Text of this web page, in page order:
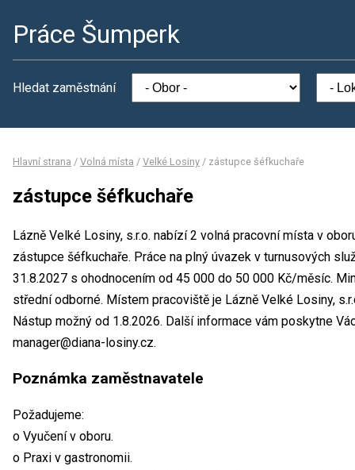
Práce Šumperk
Hledat zaměstnání
Hlavní strana / Volná místa / Velké Losiny / zástupce šéfkuchaře
zástupce šéfkuchaře
Lázně Velké Losiny, s.r.o. nabízí 2 volná pracovní místa v
zástupce šéfkuchaře. Práce na plný úvazek v turnusových
31.8.2027 s ohodnocením od 45 000 do 50 000 Kč/měsíc.
střední odborné. Místem pracoviště je Lázně Velké Losiny,
Nástup možný od 1.8.2026. Další informace vám poskytne
manager@diana-losiny.cz.
Poznámka zaměstnavatele
Požadujeme:
o Vyučení v oboru.
o Praxi v gastronomii.